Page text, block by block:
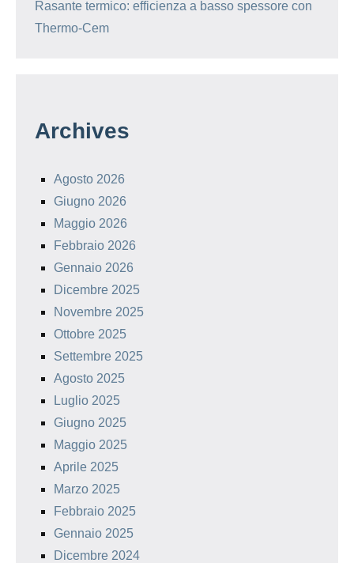
Rasante termico: efficienza a basso spessore con
Thermo-Cem
Archives
Agosto 2026
Giugno 2026
Maggio 2026
Febbraio 2026
Gennaio 2026
Dicembre 2025
Novembre 2025
Ottobre 2025
Settembre 2025
Agosto 2025
Luglio 2025
Giugno 2025
Maggio 2025
Aprile 2025
Marzo 2025
Febbraio 2025
Gennaio 2025
Dicembre 2024